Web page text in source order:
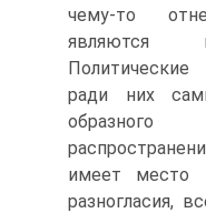
чему-то
являются
ради них
имеет ме­сто
разногласия,